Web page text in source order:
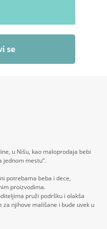
se
u Nišu, kao maloprodaja bebi
jednom mestu“.
potrebama beba i dece,
proizvodima.
pruži podršku i olakša
za njihove mališane i bude uvek u